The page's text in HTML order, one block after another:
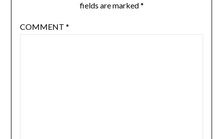
fields are marked*
COMMENT *